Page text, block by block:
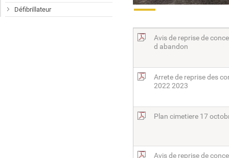
Avis de reprise de
d abandon
Arrete de reprise des
2022 2023
Plan cimetiere 17
Avis de reprise de
Défibrillateur